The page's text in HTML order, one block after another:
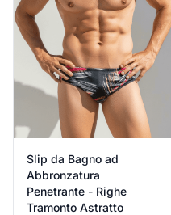
Slip da Bagno ad
Abbronzatura
Penetrante - Righe
Tramonto Astratto